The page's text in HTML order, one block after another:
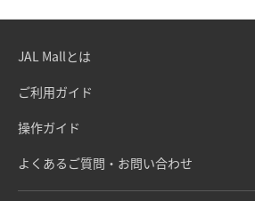
JAL Mallとは
ご利用ガイド
操作ガイド
よくあるご質問・お問い合わせ